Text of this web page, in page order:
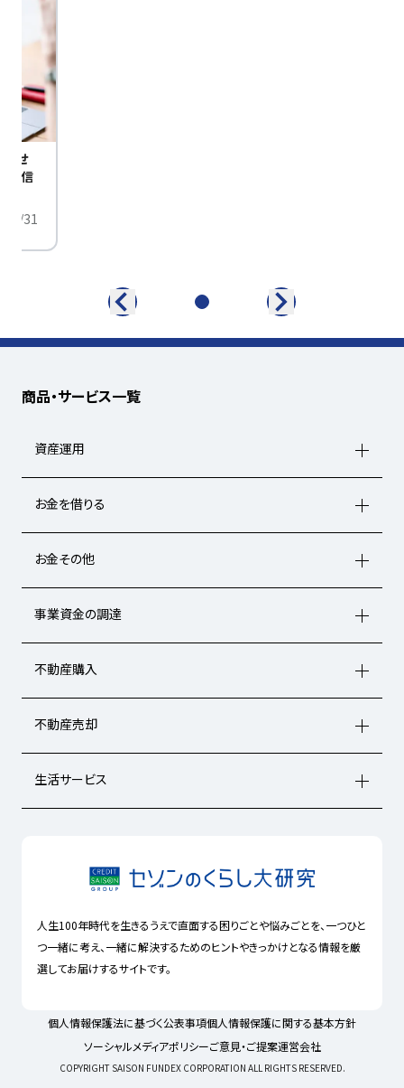
ませ
配信
31
商品・サービス一覧
資産運用
お金を借りる
お金その他
事業資金の調達
不動産購入
不動産売却
生活サービス
人生100年時代を生きるうえで直面する困りごとや悩みごとを、一つひと
つ一緒に考え、一緒に解決するためのヒントやきっかけとなる情報を厳
選してお届けするサイトです。
個人情報保護法に基づく公表事項個人情報保護に関する基本方針
ソーシャルメディアポリシーご意見・ご提案運営会社
COPYRIGHT SAISON FUNDEX CORPORATION ALL RIGHTS RESERVED.